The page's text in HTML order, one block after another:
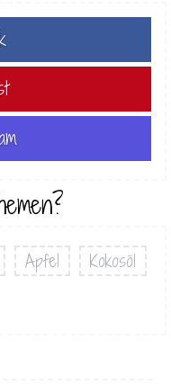
Apfel
Kokosöl